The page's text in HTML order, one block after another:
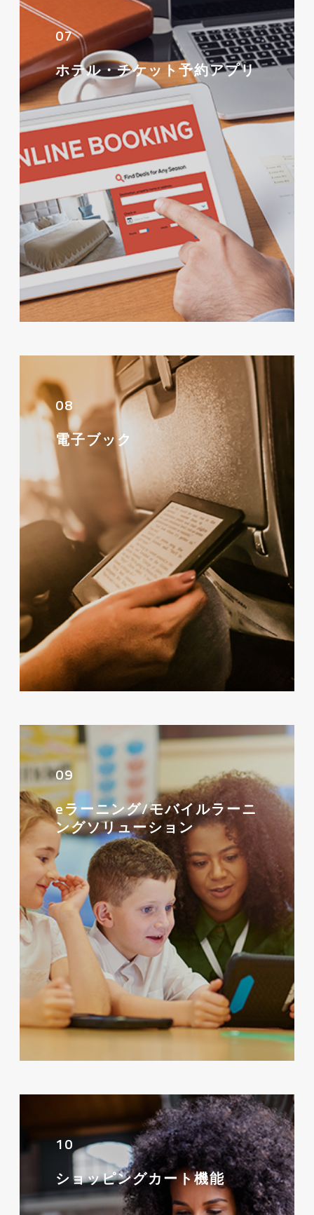
07
ホテル・チケット予約アプリ
08
電子ブック
09
eラーニング/モバイルラーニ
ングソリューション
10
ショッピングカート機能